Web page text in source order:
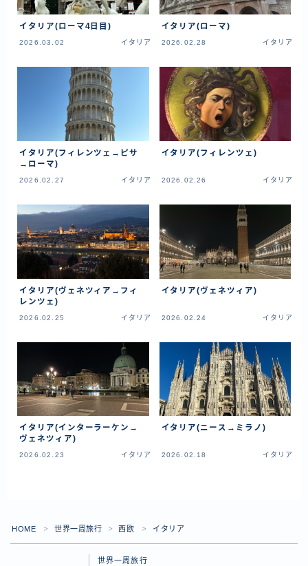
ブータン
ネパール
世界一周旅行前～準備～
FIRE後の日常
アニメ
ポートフォリオ
資産運用
仮想通貨
イタリア(ローマ4日目)
2026.03.02 イタリア
イタリア(ローマ)
2026.02.28 イタリア
イタリア(フィレンツェ→ピサ
→ローマ)
2026.02.27 イタリア
イタリア(フィレンツェ)
2026.02.26 イタリア
イタリア(ヴェネツィア→フィ
レンツェ)
2026.02.25 イタリア
イタリア(ヴェネツィア)
2026.02.24 イタリア
イタリア(インターラーケン→
ヴェネツィア)
2026.02.23 イタリア
イタリア(ニース→ミラノ)
2026.02.18 イタリア
HOME ＞ 世界一周旅行 ＞ 西欧 ＞ イタリア
世界一周旅行